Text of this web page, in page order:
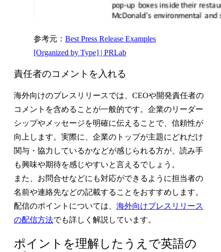
参考元： Best Press Release Examples
[Organized by Type] | PRLab
責任者のコメントを入れる
海外向けのプレスリリースでは、CEOや開発責任者の
コメントを含めることが一般的です。企業のリーダー
シップやメッセージを明確に伝えることで、信頼性が
向上します。実際に、企業のトップが主題にどれだけ
関与・協力しているかなどが感じられる方が、読み手
も興味や期待を感じやすいと言えるでしょう。
また、お問合せなどにも対応ができるように担当者の
名前や連絡先などの記載することをおすすめします。
配信のポイントについては、 海外向けプレスリリース
の配信方法でも詳しく解説しています。
ポイントを理解したうえで英語の